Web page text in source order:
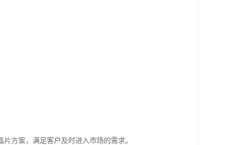
方案，满足客户及时进入市场的需求。